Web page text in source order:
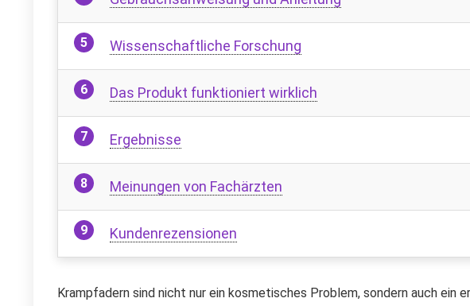
Wissenschaftliche Forschung
Das Produkt funktioniert wirklich
Ergebnisse
Meinungen von Fachärzten
Kundenrezensionen
Krampfadern sind nicht nur ein kosmetisches Problem, sondern auch ein